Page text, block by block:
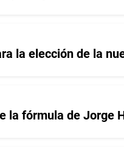
la elección de la
la fórmula de Jorge